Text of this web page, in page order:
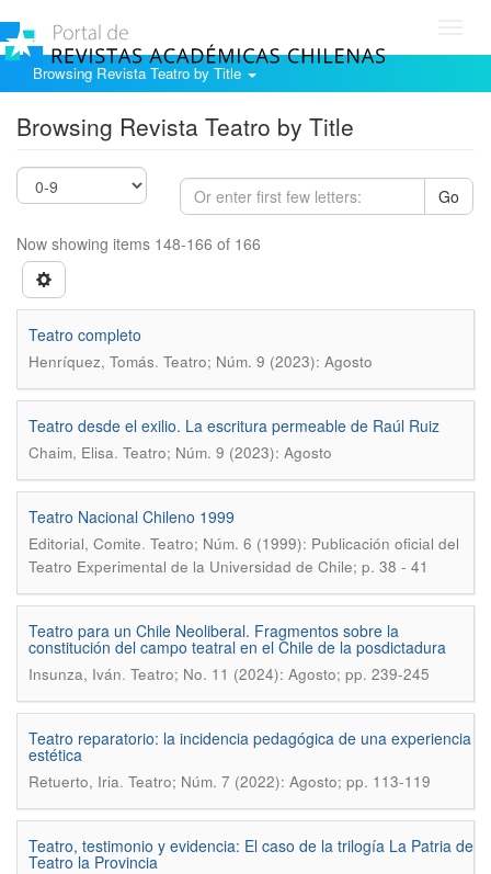
Browsing Revista Teatro by Title
Browsing Revista Teatro by Title
Go
Now showing items 148-166 of 166
Teatro completo
Henríquez, Tomás. Teatro; Núm. 9 (2023): Agosto
Teatro desde el exilio. La escritura permeable de Raúl Ruiz
Chaim, Elisa. Teatro; Núm. 9 (2023): Agosto
Teatro Nacional Chileno 1999
Editorial, Comite. Teatro; Núm. 6 (1999): Publicación oficial del
Teatro Experimental de la Universidad de Chile; p. 38 - 41
Teatro para un Chile Neoliberal. Fragmentos sobre la
constitución del campo teatral en el Chile de la posdictadura
Insunza, Iván. Teatro; No. 11 (2024): Agosto; pp. 239-245
Teatro reparatorio: la incidencia pedagógica de una experiencia
estética
Retuerto, Iria. Teatro; Núm. 7 (2022): Agosto; pp. 113-119
Teatro, testimonio y evidencia: El caso de la trilogía La Patria de
Teatro la Provincia